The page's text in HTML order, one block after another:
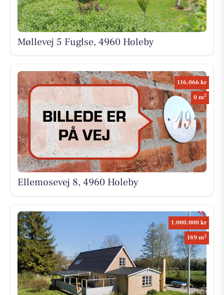
Møllevej 5 Fuglse, 4960 Holeby
116.066 kr
0 m2
Ellemosevej 8, 4960 Holeby
1.000.000 kr
189 m2